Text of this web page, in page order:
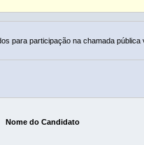
para participação na chamada
Nome do Candidato